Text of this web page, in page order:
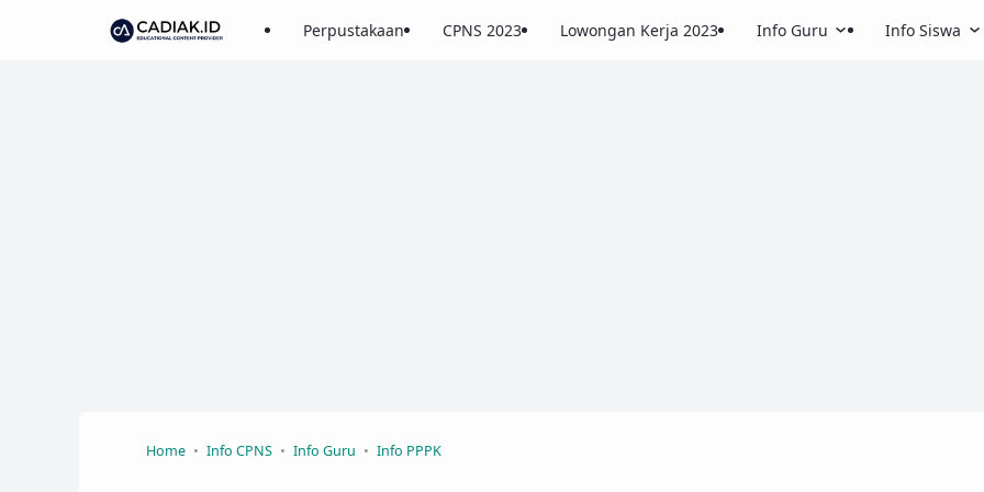
Perpustakaan CPNS 2023 Lowongan Kerja 2023 Info Guru Info Siswa
Home Info CPNS Info Guru Info PPPK